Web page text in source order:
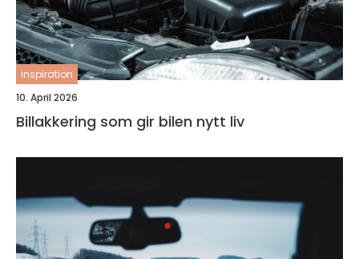
inspiration
10. April 2026
Billakkering som gir bilen nytt liv